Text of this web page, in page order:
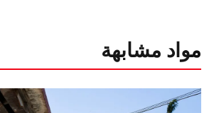
مواد مشابهة